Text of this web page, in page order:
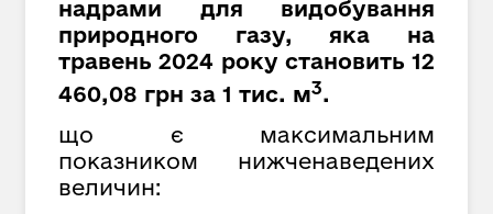
надрами для видобування
природного газу, яка на
травень 2024 року становить 12
460,08 грн за 1 тис. м3.
що є максимальним
показником нижченаведених
величин: